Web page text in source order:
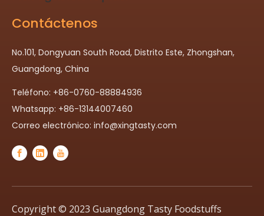
Contáctenos
No.101, Dongyuan South Road, Distrito Este, Zhongshan,
Guangdong, China
Teléfono: +86-0760-88884936
Whatsapp: +86-13144007460
Correo electrónico: info@xingtasty.com
Copyright © 2023 Guangdong Tasty Foodstuffs